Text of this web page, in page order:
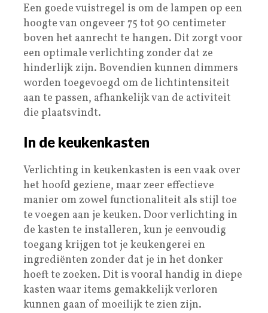
Een goede vuistregel is om de lampen op een
hoogte van ongeveer 75 tot 90 centimeter
boven het aanrecht te hangen. Dit zorgt voor
een optimale verlichting zonder dat ze
hinderlijk zijn. Bovendien kunnen dimmers
worden toegevoegd om de lichtintensiteit
aan te passen, afhankelijk van de activiteit
die plaatsvindt.
In de keukenkasten
Verlichting in keukenkasten is een vaak over
het hoofd geziene, maar zeer effectieve
manier om zowel functionaliteit als stijl toe
te voegen aan je keuken. Door verlichting in
de kasten te installeren, kun je eenvoudig
toegang krijgen tot je keukengerei en
ingrediënten zonder dat je in het donker
hoeft te zoeken. Dit is vooral handig in diepe
kasten waar items gemakkelijk verloren
kunnen gaan of moeilijk te zien zijn.